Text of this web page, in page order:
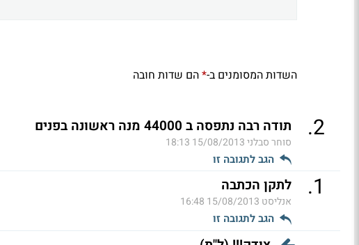
השדות המסומנים ב-*הם שדות חובה
2
. תודה רבה נתפסה ב 44000 מנה ראשונה בפנים
סוחר סבלני15/08/2013 18:13
הגב לתגובה זו
1
. לתקן הכתבה
אנליסט 15/08/2013 16:48
הגב לתגובה זו